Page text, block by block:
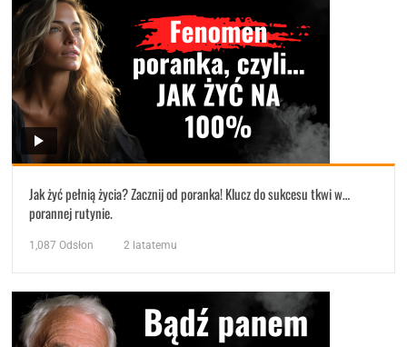
Jak żyć pełnią życia? Zacznij od poranka! Klucz do sukcesu tkwi w…
porannej rutynie.
1,087 Odsłon 2 latatemu